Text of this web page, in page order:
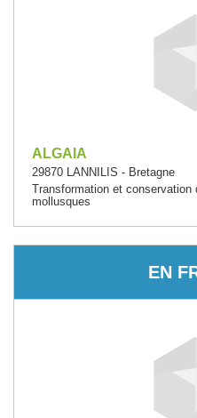
ALGAIA
29870 LANNILIS - Bretagne
Transformation et
mollusques
EN